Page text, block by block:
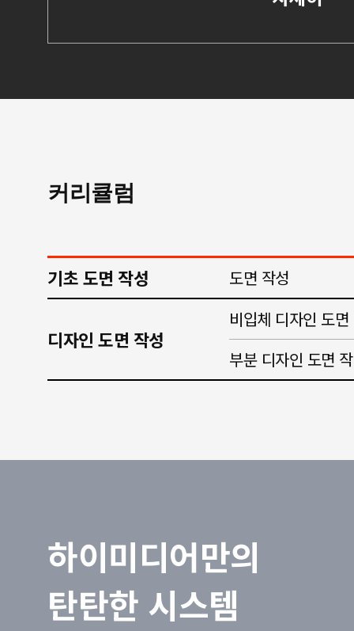
커리큘럼
기초 도면 작성 도면 작성
디자인 도면 작성
비입체 디자인 도면
부분 디자인 도면
하이미디어만의
탄탄한 시스템